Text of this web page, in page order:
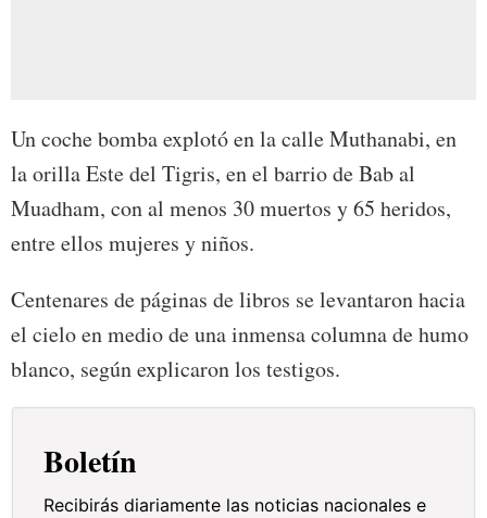
Un coche bomba explotó en la calle Muthanabi, en
la orilla Este del Tigris, en el barrio de Bab al
Muadham, con al menos 30 muertos y 65 heridos,
entre ellos mujeres y niños.
Centenares de páginas de libros se levantaron hacia
el cielo en medio de una inmensa columna de humo
blanco, según explicaron los testigos.
Boletín
Recibirás diariamente las noticias nacionales e